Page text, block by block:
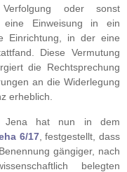
oder sonst
eine Einweisung in ein
Einrichtung, in der eine
Diese Vermutung
die Rechtsprechung
an die Widerlegung
erheblich.
Jena hat nun in dem
6/17, festgestellt, dass
gängiger, nach
belegten